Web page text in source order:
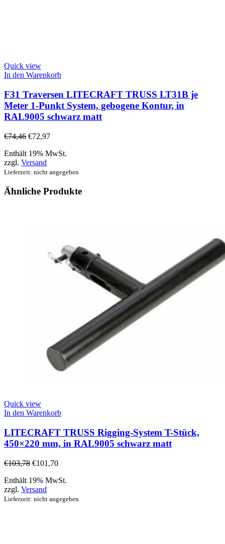
Quick view
In den Warenkorb
F31 Traversen LITECRAFT TRUSS LT31B je
Meter 1-Punkt System, gebogene Kontur, in
RAL9005 schwarz matt
€74,46 €72,97
Enthält 19% MwSt.
zzgl. Versand
Lieferzeit: nicht angegeben
Ähnliche Produkte
Quick view
In den Warenkorb
LITECRAFT TRUSS Rigging-System T-Stück,
450×220 mm, in RAL9005 schwarz matt
€103,78 €101,70
Enthält 19% MwSt.
zzgl. Versand
Lieferzeit: nicht angegeben